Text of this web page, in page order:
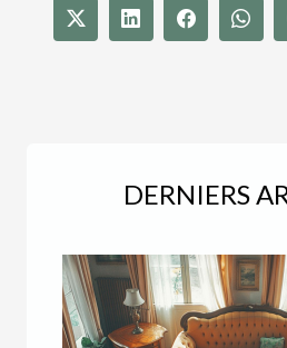
DERNIERS